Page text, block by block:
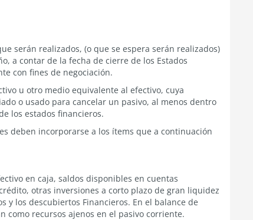
serán realizados, (o que se espera serán realizados)
a contar de la fecha de cierre de los Estados
con fines de negociación.
u otro medio equivalente al efectivo, cuya
o usado para cancelar un pasivo, al menos dentro
los estados financieros.
deben incorporarse a los ítems que a continuación
en caja, saldos disponibles en cuentas
otras inversiones a corto plazo de gran liquidez
y los descubiertos Financieros. En el balance de
como recursos ajenos en el pasivo corriente.